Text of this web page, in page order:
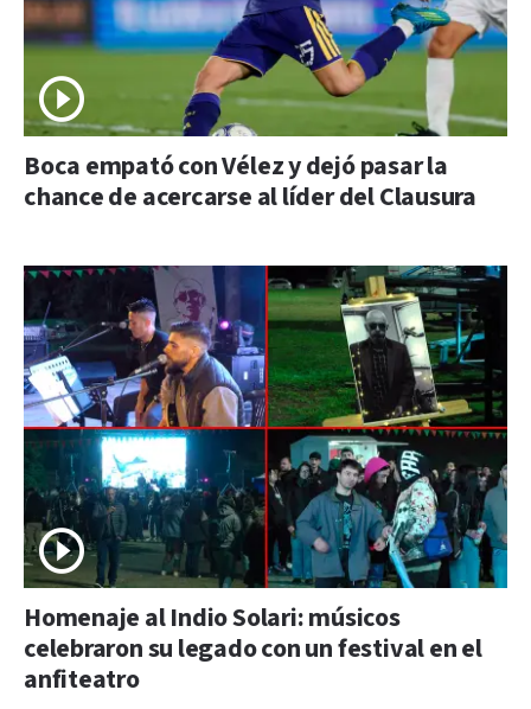
Boca empató con Vélez y dejó pasar la
chance de acercarse al líder del Clausura
Homenaje al Indio Solari: músicos
celebraron su legado con un festival en el
anfiteatro